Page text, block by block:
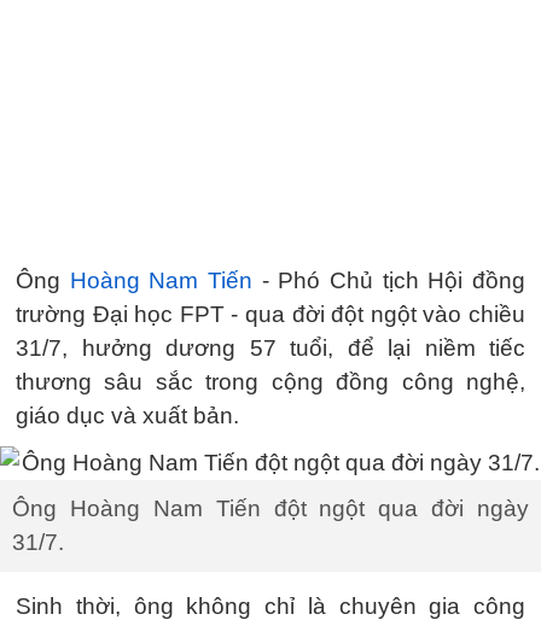
Ông Hoàng Nam Tiến - Phó Chủ tịch Hội đồng
trường Đại học FPT - qua đời đột ngột vào chiều
31/7, hưởng dương 57 tuổi, để lại niềm tiếc
thương sâu sắc trong cộng đồng công nghệ,
giáo dục và xuất bản.
Ông Hoàng Nam Tiến đột ngột qua đời ngày
31/7.
Sinh thời, ông không chỉ là chuyên gia công